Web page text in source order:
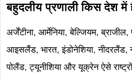
बहुदलीय प्रणाली किस देश में
अर्जेंटीना, आर्मेनिया, बेल्जियम, ब्राजील,
आइसलैंड, भारत, इंडोनेशिया, नीदरलैंड,
पोलैंड, ट्यूनीशिया और यूक्रेन ऐसे